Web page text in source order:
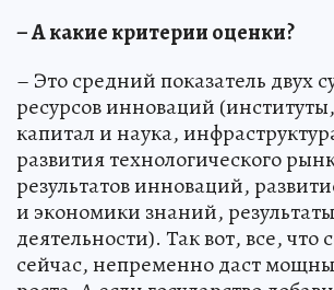
– А какие критерии оценки?
– Это средний показатель двух
ресурсов инноваций
капитал и наука,
развития технологического
результатов инноваций,
и экономики знаний,
деятельности). Так вот, все, что
сейчас, непременно даст